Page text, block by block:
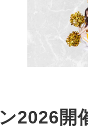
2026開